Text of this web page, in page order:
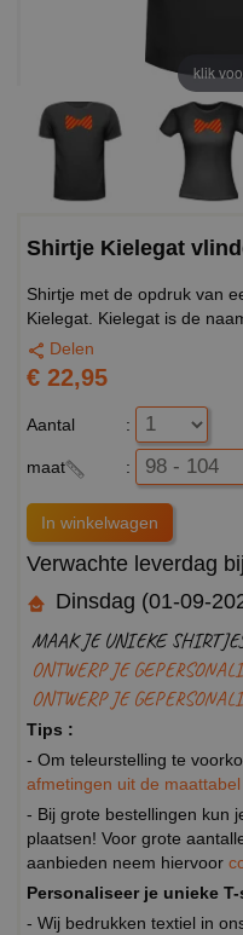
klik
Shirtje Kielegat
Shirtje met de opdruk van
Kielegat. Kielegat is de
Delen
€ 22,95
Aantal :
maat :
Verwachte leverdag
Dinsdag (01-09-
MAAK JE UNIEKE
ONTWERP JE
ONTWERP JE
Tips :
- Om teleurstelling te
afmetingen uit de maattabel
- Bij grote bestellingen kun
plaatsen! Voor grote
aanbieden neem hiervoor
Personaliseer je unieke
- Wij bedrukken textiel in